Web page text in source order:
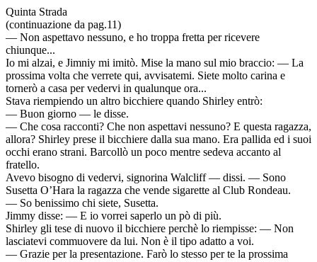
Quinta Strada
(continuazione da pag.11)
— Non aspettavo nessuno, e ho troppa fretta per ricevere
chiunque...
Io mi alzai, e Jimniy mi imitò. Mise la mano sul mio braccio: — La
prossima volta che verrete qui, avvisatemi. Siete molto carina e
tornerò a casa per vedervi in qualunque ora...
Stava riempiendo un altro bicchiere quando Shirley entrò:
— Buon giorno — le disse.
— Che cosa racconti? Che non aspettavi nessuno? E questa ragazza,
allora? Shirley prese il bicchiere dalla sua mano. Era pallida ed i suoi
occhi erano strani. Barcollò un poco mentre sedeva accanto al
fratello.
Avevo bisogno di vedervi, signorina Walcliff — dissi. — Sono
Susetta O’Hara la ragazza che vende sigarette al Club Rondeau.
— So benissimo chi siete, Susetta.
Jimmy disse: — E io vorrei saperlo un pò di più.
Shirley gli tese di nuovo il bicchiere perchè lo riempisse: — Non
lasciatevi commuovere da lui. Non è il tipo adatto a voi.
— Grazie per la presentazione. Farò lo stesso per te la prossima